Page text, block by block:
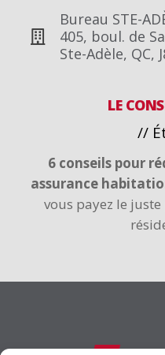
Bureau STE-
405, boul. de
Ste-Adèle, QC,
LE
//
6 conseils pour
assurance
vous payez le